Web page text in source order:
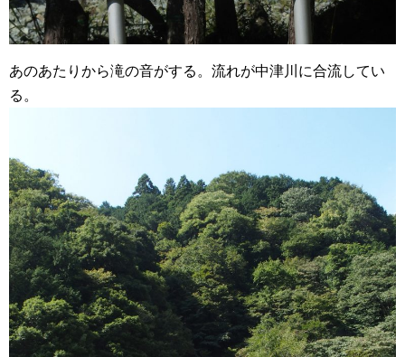
あのあたりから滝の音がする。流れが中津川に合流してい
る。